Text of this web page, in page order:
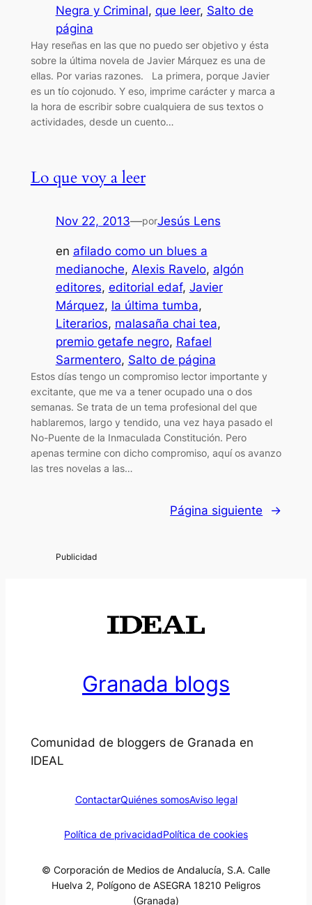
Negra y Criminal, que leer, Salto de
página
Hay reseñas en las que no puedo ser objetivo y ésta
sobre la última novela de Javier Márquez es una de
ellas. Por varias razones. La primera, porque Javier
es un tío cojonudo. Y eso, imprime carácter y marca a
la hora de escribir sobre cualquiera de sus textos o
actividades, desde un cuento…
Lo que voy a leer
Nov 22, 2013—porJesús Lens
en afilado como un blues a
medianoche, Alexis Ravelo, algón
editores, editorial edaf, Javier
Márquez, la última tumba
Literarios, malasaña chai tea
premio getafe negro, Rafael
Sarmentero, Salto de página
Estos días tengo un compromiso lector importante y
excitante, que me va a tener ocupado una o dos
semanas. Se trata de un tema profesional del que
hablaremos, largo y tendido, una vez haya pasado el
No-Puente de la Inmaculada Constitución. Pero
apenas termine con dicho compromiso, aquí os avanzo
las tres novelas a las…
Página siguiente →
Granada blogs
Comunidad de bloggers de Granada en
IDEAL
ContactarQuiénes somosAviso legal
Política de privacidadPolítica de cookies
© Corporación de Medios de Andalucía, S.A. Calle
Huelva 2, Polígono de ASEGRA 18210 Peligros
(Granada)